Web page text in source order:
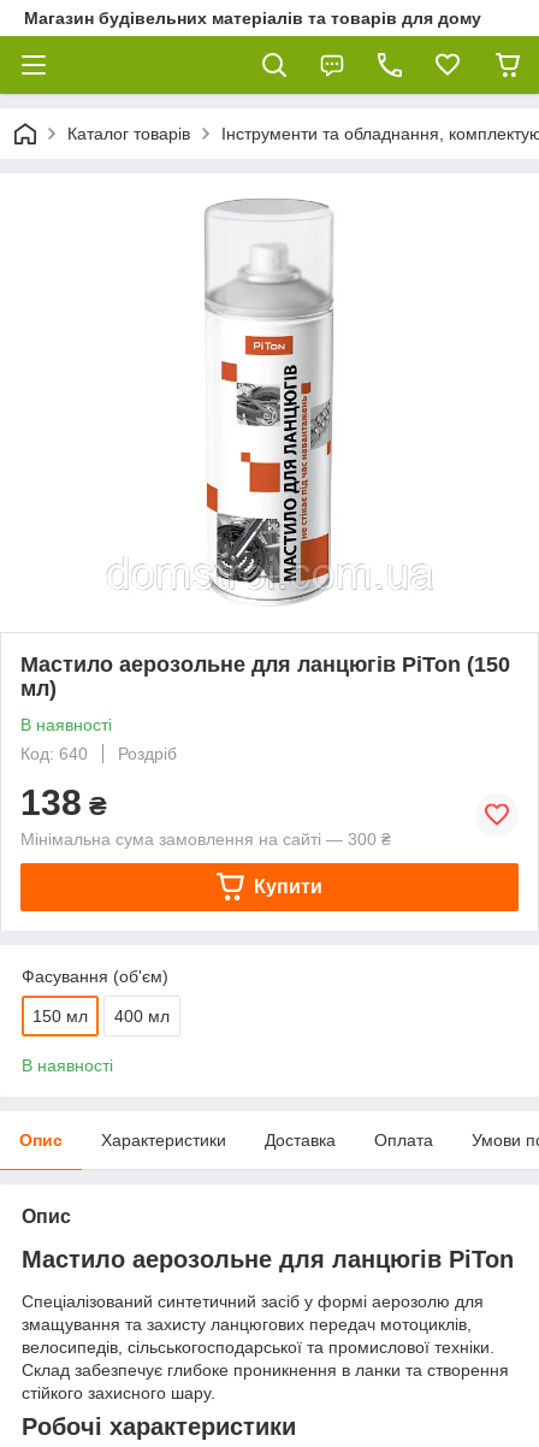
Магазин будівельних матеріалів та товарів для дому
Каталог товарів Інструменти та обладнання,
Мастило аерозольне для ланцюгів PiTon (150
мл)
В наявності
Код: 640
Роздріб
138 ₴
Мінімальна сума замовлення на сайті — 300 ₴
Купити
Фасування (об'єм)
150 мл 400 мл
В наявності
Опис Характеристики Доставка Оплата Умови
Опис
Мастило аерозольне для ланцюгів PiTon
Спеціалізований синтетичний засіб у формі аерозолю для
змащування та захисту ланцюгових передач мотоциклів,
велосипедів, сільськогосподарської та промислової техніки.
Склад забезпечує глибоке проникнення в ланки та створення
стійкого захисного шару.
Робочі характеристики